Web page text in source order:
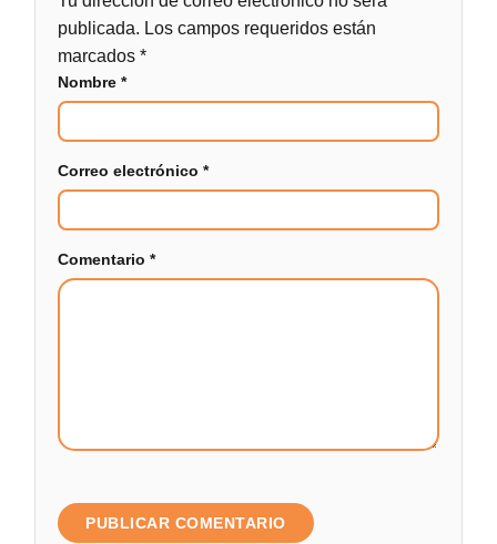
publicada. Los campos requeridos están
marcados*
Nombre*
Correo electrónico*
Comentario*